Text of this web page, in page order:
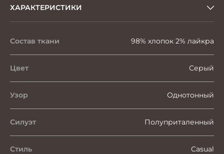
ХАРАКТЕРИСТИКИ
Состав ткани 98% хлопок 2% лайкра
Цвет Серый
Узор Однотонный
Силуэт Полуприталенный
Стиль Casual